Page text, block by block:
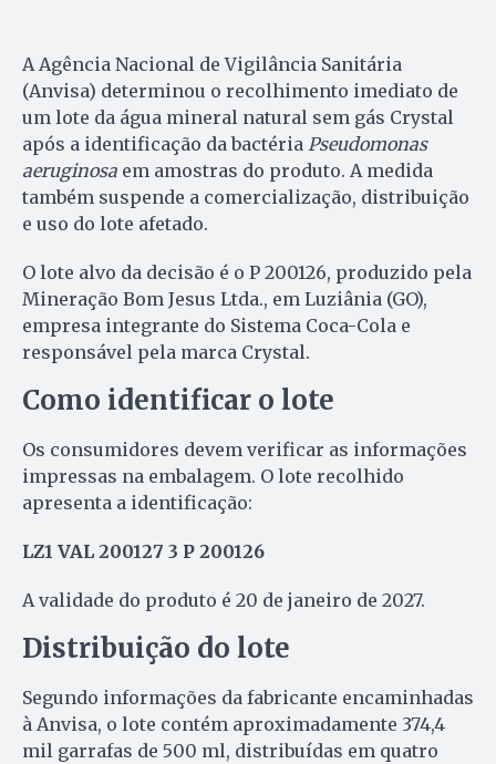
A Agência Nacional de Vigilância Sanitária
(Anvisa) determinou o recolhimento imediato de
um lote da água mineral natural sem gás Crystal
após a identificação da bactéria Pseudomonas
aeruginosa em amostras do produto. A medida
também suspende a comercialização, distribuição
e uso do lote afetado.
O lote alvo da decisão é o P 200126, produzido pela
Mineração Bom Jesus Ltda., em Luziânia (GO),
empresa integrante do Sistema Coca-Cola e
responsável pela marca Crystal.
Como identificar o lote
Os consumidores devem verificar as informações
impressas na embalagem. O lote recolhido
apresenta a identificação:
LZ1 VAL 200127 3 P 200126
A validade do produto é 20 de janeiro de 2027.
Distribuição do lote
Segundo informações da fabricante encaminhadas
à Anvisa, o lote contém aproximadamente 374,4
mil garrafas de 500 ml, distribuídas em quatro